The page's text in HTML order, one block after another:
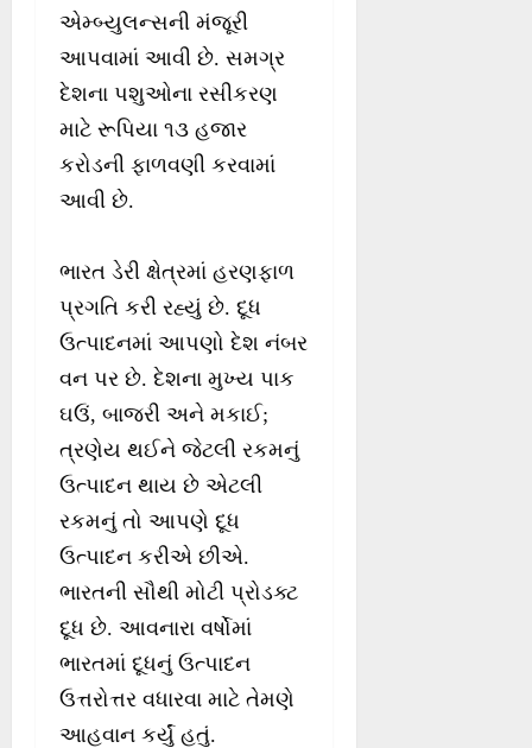
એમ્બ્યુલન્સની મંજૂરી
આપવામાં આવી છે. સમગ્ર
દેશના પશુઓના રસીકરણ
માટે રૂપિયા ૧૩ હજાર
કરોડની ફાળવણી કરવામાં
આવી છે.
ભારત ડેરી ક્ષેત્રમાં હરણફાળ
પ્રગતિ કરી રહ્યું છે. દૂધ
ઉત્પાદનમાં આપણો દેશ નંબર
વન પર છે. દેશના મુખ્ય પાક
ઘઉં, બાજરી અને મકાઈ;
ત્રણેય થઈને જેટલી રકમનું
ઉત્પાદન થાય છે એટલી
રકમનું તો આપણે દૂધ
ઉત્પાદન કરીએ છીએ.
ભારતની સૌથી મોટી પ્રોડક્ટ
દૂધ છે. આવનારા વર્ષોમાં
ભારતમાં દૂધનું ઉત્પાદન
ઉત્તરોત્તર વધારવા માટે તેમણે
આહવાન કર્યું હતું.